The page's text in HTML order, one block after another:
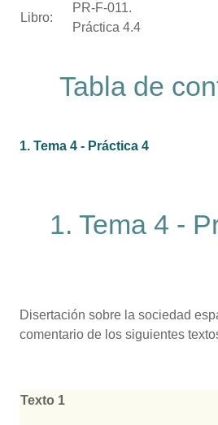
Libro:
PR-F-011.
Práctica 4.4
Tabla de
1. Tema 4 - Práctica 4
1. Tema 4 -
Disertación sobre la sociedad
comentario de los siguientes
Texto 1